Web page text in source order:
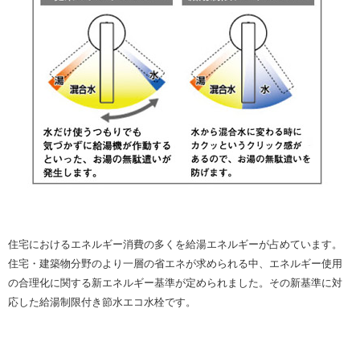
住宅におけるエネルギー消費の多くを給湯エネルギーが占めています。
住宅・建築物分野のより一層の省エネが求められる中、エネルギー使用
の合理化に関する新エネルギー基準が定められました。その新基準に対
応した給湯制限付き節水エコ水栓です。